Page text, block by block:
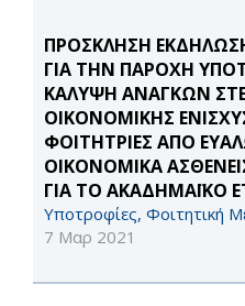
ΠΡΟΣΚΛΗΣΗ
ΓΙΑ ΤΗΝ ΠΑΡΟΧΗ
ΚΑΛΥΨΗ ΑΝΑΓΚΩΝ
ΟΙΚΟΝΟΜΙΚΗΣ
ΦΟΙΤΗΤΡΙΕΣ ΑΠΟ
ΟΙΚΟΝΟΜΙΚΑ
ΓΙΑ ΤΟ ΑΚΑΔΗΜΑΪΚΟ
Υποτροφίες, Φοιτητική
7 Μαρ 2021